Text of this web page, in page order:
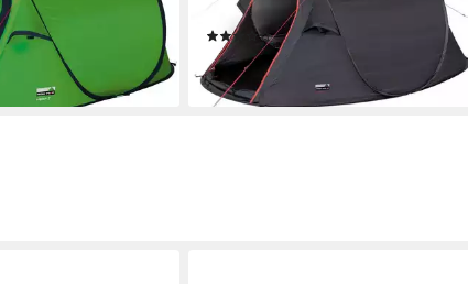
Personen: 2 (mit Transporttasche)
(5)
68,99 €
lieferbar - in 6-8 Werktagen bei dir